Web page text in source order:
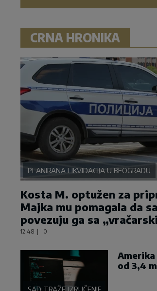
CRNA HRONIKA
PLANIRANA LIKVIDACIJA U BEOGRADU
Kosta M. optužen za
Majka mu pomagala da
povezuju ga sa
12:48 0
SAD TRAŽE IZRUČENJE
od 3,4